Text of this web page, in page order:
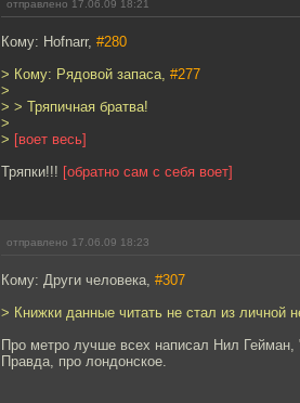
отправлено 17.06.09 18:21
Кому: Hofnarr, #280
> Кому: Рядовой запаса, #277
>
> > Тряпичная братва!
>
> [воет весь]
Тряпки!!! [обратно сам с себя воет]
отправлено 17.06.09 18:23
Кому: Други человека, #307
> Книжки данные читать не стал из личной
Про метро лучше всех написал Нил Гейман,
Правда, про лондонское.